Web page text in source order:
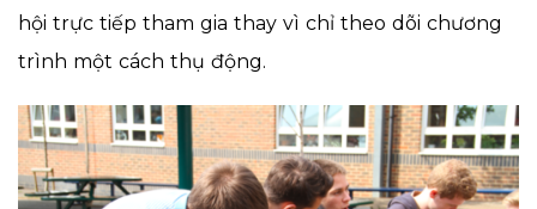
hội trực tiếp tham gia thay vì chỉ theo dõi chương
trình một cách thụ động.